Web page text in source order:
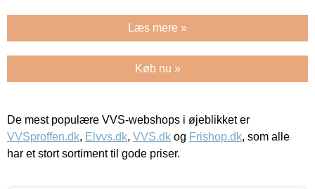
Læs mere »
Køb nu »
De mest populære VVS-webshops i øjeblikket er
VVSproffen.dk, Elvvs.dk, VVS.dk og Frishop.dk, som alle
har et stort sortiment til gode priser.